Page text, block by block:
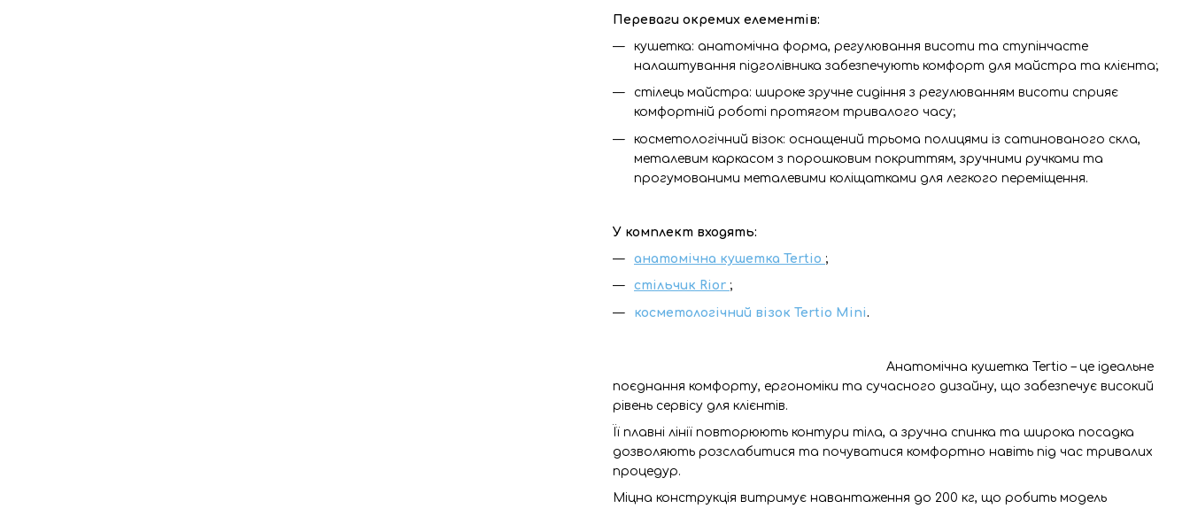
Переваги окремих елементів:
кушетка: анатомічна форма, регулювання висоти та ступінчасте
налаштування підголівника забезпечують комфорт для майстра та клієнта;
стілець майстра: широке зручне сидіння з регулюванням висоти сприяє
комфортній роботі протягом тривалого часу;
косметологічний візок: оснащений трьома полицями із сатинованого скла,
металевим каркасом з порошковим покриттям, зручними ручками та
прогумованими металевими коліщатками для легкого переміщення.
У комплект входять:
анатомічна кушетка Tertio ;
стільчик Rior ;
косметологічний візок Tertio Mini.
Анатомічна кушетка Tertio – це ідеальне
поєднання комфорту, ергономіки та сучасного дизайну, що забезпечує високий
рівень сервісу для клієнтів.
Її плавні лінії повторюють контури тіла, а зручна спинка та широка посадка
дозволяють розслабитися та почуватися комфортно навіть під час тривалих
процедур.
Міцна конструкція витримує навантаження до 200 кг, що робить модель